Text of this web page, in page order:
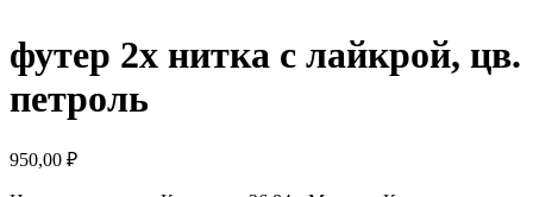
футер 2х нитка с лайкрой, цв.
петроль
950,00 ₽